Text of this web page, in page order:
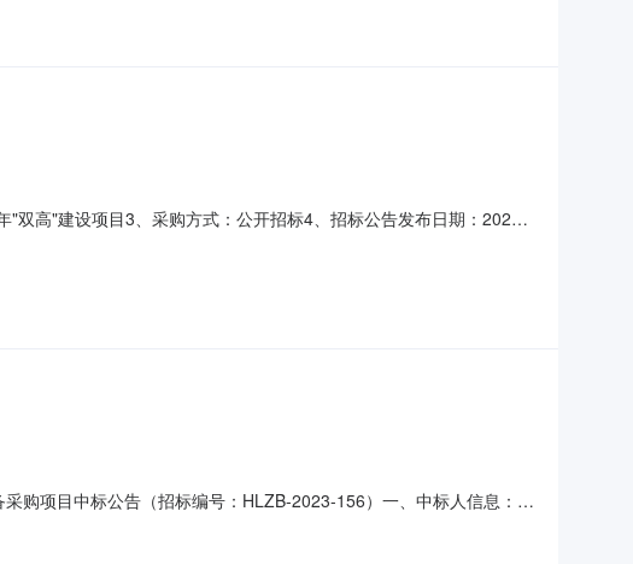
双高"建设项目3、采购方式：公开招标4、招标公告发布日期：2023
翼飞机、建模处理工作站（电脑）、展示柜台等。主要用于无人机
购项目中标公告（招标编号：HLZB-2023-156）一、中标人信息：标
年12月13日5、评审日期：2023年12月19日二